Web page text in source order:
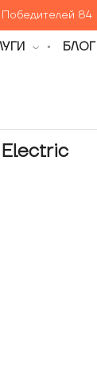
Победителей 84
БЛОГ